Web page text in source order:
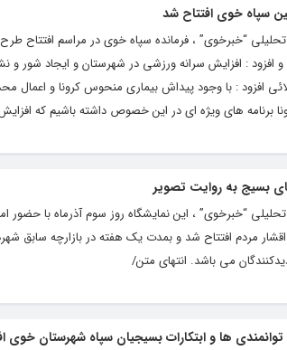
“خبرخوی” ، فرمانده سپاه خوی در مراسم افتتاح
افزود : افزایش سرانه ورزشی در شهرستان و ایجاد شور و
افزود : با وجود پیداش بیماری منحوس کرونا و
برنامه های ویژه ای در این خصوص داشته باشیم که
بسیج به روایت تصویر
“خبرخوی” ، این نمایشگاه روز سوم آذرماه با
مردم افتتاح شد و بمدت یک هفته در بازارچه سابق
می باشد. انتهای متن/
توانمندی ها و ابتکارات بسیجیان سپاه شهرستان خوی